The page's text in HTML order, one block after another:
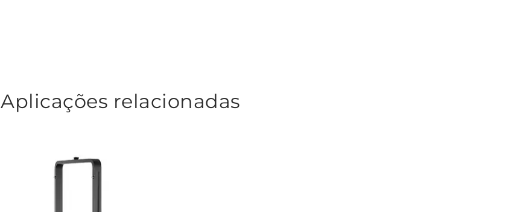
Aplicações relacionadas